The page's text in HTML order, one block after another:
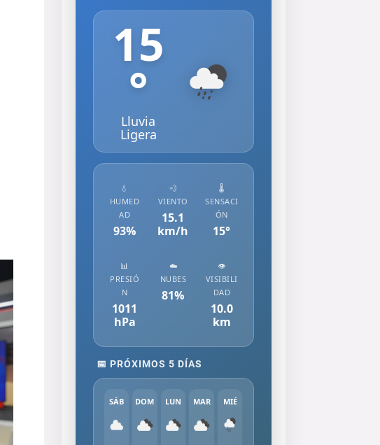
15
°
Lluvia
Ligera
💧
HUMED
AD
93%
💨
VIENTO
15.1
km/h
🌡️
SENSACI
ÓN
15°
📊
PRESIÓ
N
1011
hPa
☁️
NUBES
81%
👁️
VISIBILI
DAD
10.0
km
📅 PRÓXIMOS 5 DÍAS
SÁB DOM LUN MAR MIÉ